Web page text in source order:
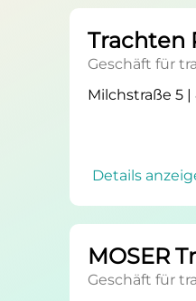
Trachten
Geschäft für
Milchstraße 5
Details
MOSER
Geschäft für